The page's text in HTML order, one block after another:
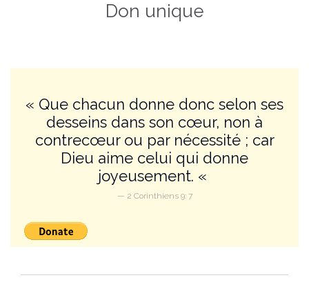
Don unique
« Que chacun donne donc selon ses
desseins dans son cœur, non à
contrecœur ou par nécessité ; car
Dieu aime celui qui donne
joyeusement. «
— 2 Corinthiens 9: 7